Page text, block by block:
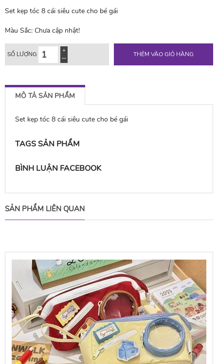
Set kẹp tóc 8 cái siêu cute cho bé gái
Màu Sắc: Chưa cập nhật!
SỐ LƯỢNG THÊM VÀO GIỎ HÀNG
MÔ TẢ SẢN PHẨM
Set kẹp tóc 8 cái siêu cute cho bé gái
TAGS SẢN PHẨM
BÌNH LUẬN FACEBOOK
SẢN PHẨM LIÊN QUAN